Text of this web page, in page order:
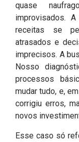
quase
improvisados.
receitas se
atrasados e
imprecisos. A
Nosso
processos
mudar tudo, e,
corrigiu erros,
novos
Esse caso só